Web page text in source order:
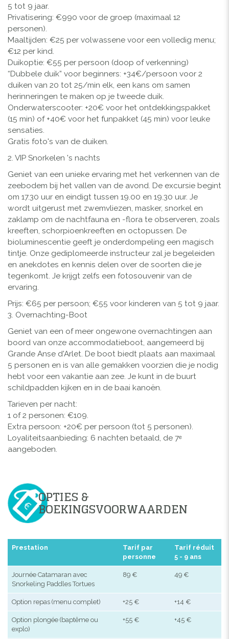
5 tot 9 jaar.
Privatisering: €990 voor de groep (maximaal 12
personen).
Maaltijden: €25 per volwassene voor een volledig menu;
€12 per kind.
Duikoptie: €55 per persoon (doop of verkenning)
“Dubbele duik” voor beginners: +34€/persoon voor 2
duiken van 20 tot 25/min elk, een kans om samen
herinneringen te maken op je tweede duik.
Onderwaterscooter: +20€ voor het ontdekkingspakket
(15 min) of +40€ voor het funpakket (45 min) voor leuke
sensaties.
Gratis foto's van de duiken.
2. VIP Snorkelen 's nachts
Geniet van een unieke ervaring met het verkennen van de
zeebodem bij het vallen van de avond. De excursie begint
om 17.30 uur en eindigt tussen 19.00 en 19.30 uur. Je
wordt uitgerust met zwemvliezen, masker, snorkel en
zaklamp om de nachtfauna en -flora te observeren, zoals
kreeften, schorpioenkreeften en octopussen. De
bioluminescentie geeft je onderdompeling een magisch
tintje. Onze gediplomeerde instructeur zal je begeleiden
en anekdotes en kennis delen over de soorten die je
tegenkomt. Je krijgt zelfs een fotosouvenir van de
ervaring.
Prijs: €65 per persoon; €55 voor kinderen van 5 tot 9 jaar.
3. Overnachting-Boot
Geniet van een of meer ongewone overnachtingen aan
boord van onze accommodatieboot, aangemeerd bij
Grande Anse d'Arlet. De boot biedt plaats aan maximaal
5 personen en is van alle gemakken voorzien die je nodig
hebt voor een vakantie aan zee. Je kunt in de buurt
schildpadden kijken en in de baai kanoën.
Tarieven per nacht:
1 of 2 personen: €109.
Extra persoon: +20€ per persoon (tot 5 personen).
Loyaliteitsaanbieding: 6 nachten betaald, de 7ᵉ
aangeboden.
OPTIES &
BOEKINGSVOORWAARDEN
Prestation
Tarif par
personne
Tarif réduit
5 - 9 ans
Journée Catamaran avec
Snorkeling Paddles Tortues
89 € 49 €
Option repas (menu complet) +25 € +14 €
Option plongée (baptême ou
explo)
+55 € +45 €